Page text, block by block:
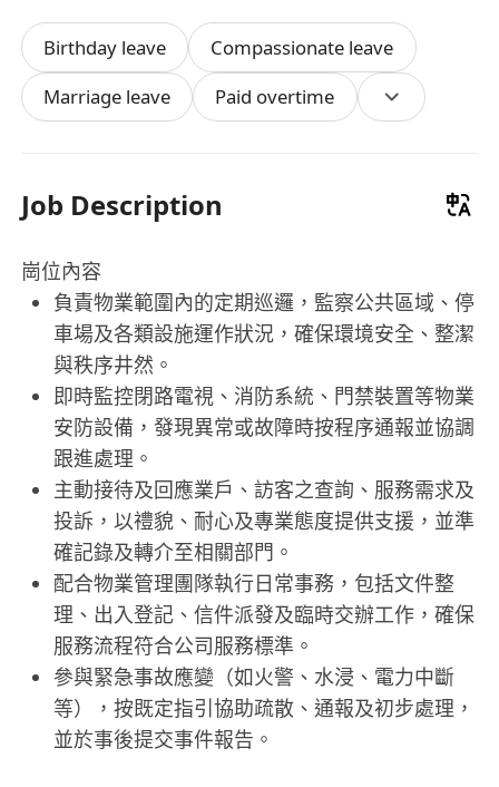
Birthday leave
Compassionate leave
Marriage leave
Paid overtime
Job Description
崗位內容
負責物業範圍內的定期巡邏，監察公共區域、停
車場及各類設施運作狀況，確保環境安全、整潔
與秩序井然。
即時監控閉路電視、消防系統、門禁裝置等物業
安防設備，發現異常或故障時按程序通報並協調
跟進處理。
主動接待及回應業戶、訪客之查詢、服務需求及
投訴，以禮貌、耐心及專業態度提供支援，並準
確記錄及轉介至相關部門。
配合物業管理團隊執行日常事務，包括文件整
理、出入登記、信件派發及臨時交辦工作，確保
服務流程符合公司服務標準。
參與緊急事故應變（如火警、水浸、電力中斷
等），按既定指引協助疏散、通報及初步處理，
並於事後提交事件報告。